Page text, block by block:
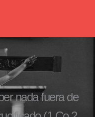
nada fuera de